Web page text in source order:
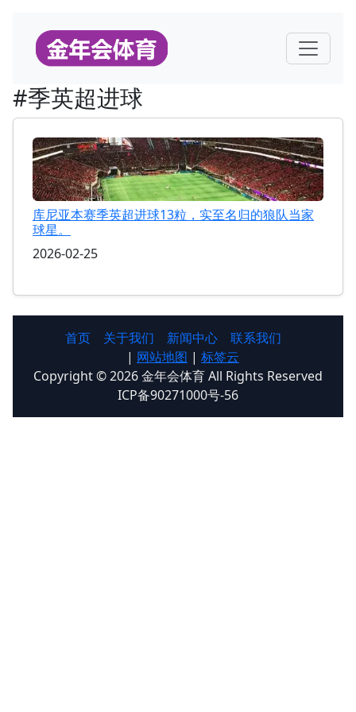
#季英超进球
库尼亚本赛季英超进球13粒，实至名归的狼队当家
球星。
2026-02-25
首页 关于我们 新闻中心
联系我们
| 网站地图 | 标签云
Copyright © 2026 金年会体育 All Rights Reserved
ICP备90271000号-56